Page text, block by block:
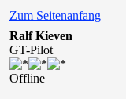
Zum Seitenanfang
Ralf Kieven
GT-Pilot
Offline